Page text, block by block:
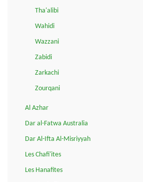
Tha'alibi
Wahidi
Wazzani
Zabidi
Zarkachi
Zourqani
Al Azhar
Dar al-Fatwa Australia
Dar Al-Ifta Al-Misriyyah
Les Chafi'ites
Les Hanafites